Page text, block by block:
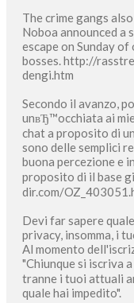
The crime gangs
Noboa announced
escape on Sunday
bosses. http://
dengi.htm
Secondo il avanzo,
unвЂ™occhiata ai
chat a proposito di
sono delle semplici
buona percezione e
proposito di il base
dir.com/
Devi far sapere
privacy, insomma, i
Al momento
"Chiunque si iscriva
tranne i tuoi attuali
quale hai impedito".